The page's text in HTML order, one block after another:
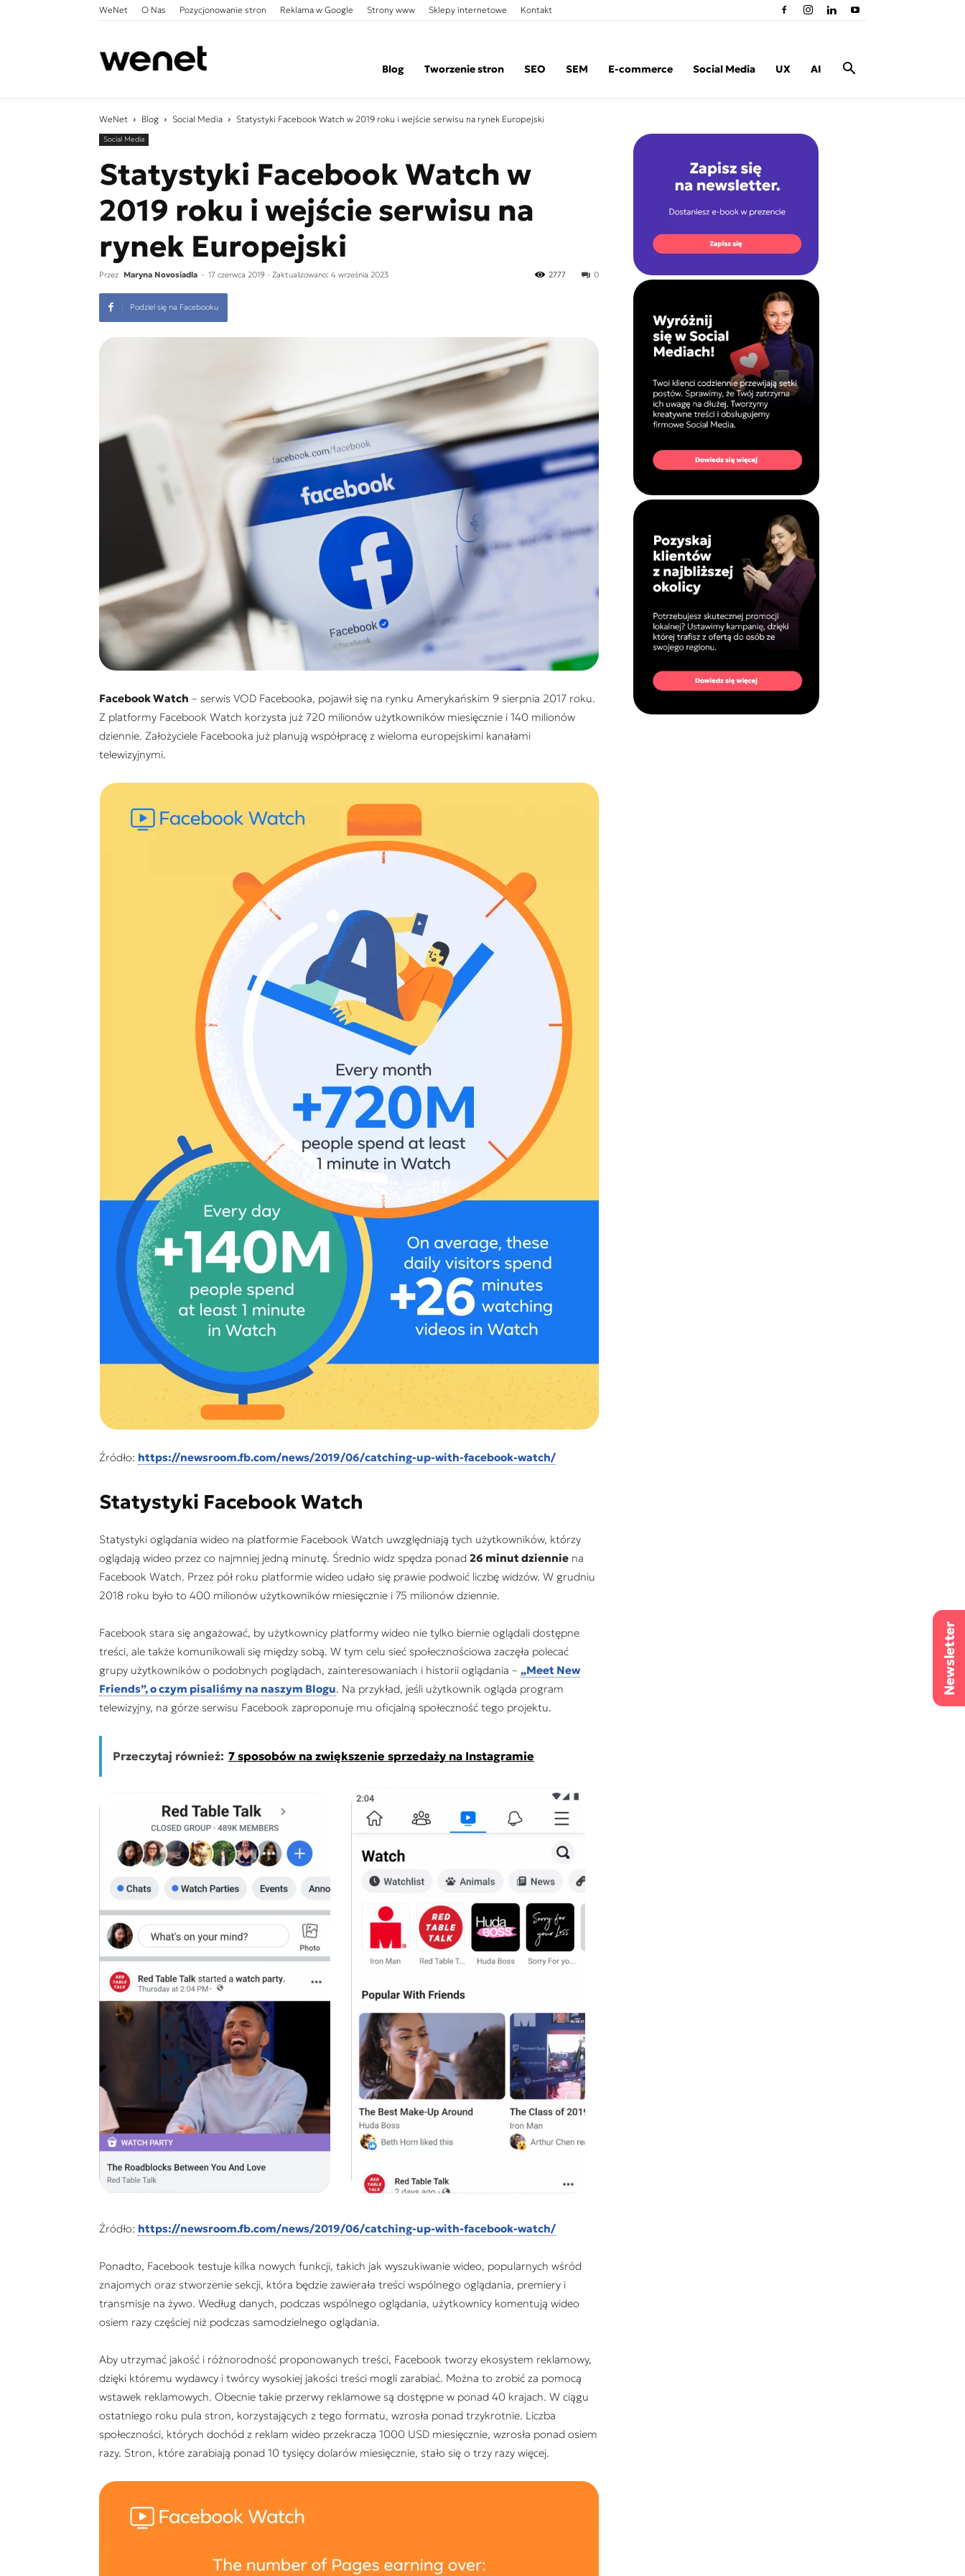
WeNet O Nas Pozycjonowanie stron Reklama w Google Strony www Sklepy internetowe Kontakt
Blog
Tworzenie stron SEO SEM E-commerce Social Media UX AI
WeNet Blog Social Media Statystyki Facebook Watch w 2019 roku i wejście serwisu na rynek Europejski
Social Media
Statystyki Facebook Watch w
2019 roku i wejście serwisu na
rynek Europejski
Przez Maryna Novosiadla - 17 czerwca 2019 - Zaktualizowano: 4 września 2023 0
2777
Podziel się na Facebooku
Facebook Watch – serwis VOD Facebooka, pojawił się na rynku Amerykańskim 9 sierpnia 2017 roku.
Z platformy Facebook Watch korzysta już 720 milionów użytkowników miesięcznie i 140 milionów
dziennie. Założyciele Facebooka już planują współpracę z wieloma europejskimi kanałami
telewizyjnymi.
Źródło: https://newsroom.fb.com/news/2019/06/catching-up-with-facebook-watch/
Statystyki Facebook Watch
Statystyki oglądania wideo na platformie Facebook Watch uwzględniają tych użytkowników, którzy
oglądają wideo przez co najmniej jedną minutę. Średnio widz spędza ponad 26 minut dziennie na
Facebook Watch. Przez pół roku platformie wideo udało się prawie podwoić liczbę widzów. W grudniu
2018 roku było to 400 milionów użytkowników miesięcznie i 75 milionów dziennie.
Facebook stara się angażować, by użytkownicy platformy wideo nie tylko biernie oglądali dostępne
treści, ale także komunikowali się między sobą. W tym celu sieć społecznościowa zaczęła polecać
grupy użytkowników o podobnych poglądach, zainteresowaniach i historii oglądania – „Meet New
Friends”, o czym pisaliśmy na naszym Blogu. Na przykład, jeśli użytkownik ogląda program
telewizyjny, na górze serwisu Facebook zaproponuje mu oficjalną społeczność tego projektu.
Przeczytaj również: 7 sposobów na zwiększenie sprzedaży na Instagramie
Źródło: https://newsroom.fb.com/news/2019/06/catching-up-with-facebook-watch/
Ponadto, Facebook testuje kilka nowych funkcji, takich jak wyszukiwanie wideo, popularnych wśród
znajomych oraz stworzenie sekcji, która będzie zawierała treści wspólnego oglądania, premiery i
transmisje na żywo. Według danych, podczas wspólnego oglądania, użytkownicy komentują wideo
osiem razy częściej niż podczas samodzielnego oglądania.
Aby utrzymać jakość i różnorodność proponowanych treści, Facebook tworzy ekosystem reklamowy,
dzięki któremu wydawcy i twórcy wysokiej jakości treści mogli zarabiać. Można to zrobić za pomocą
wstawek reklamowych. Obecnie takie przerwy reklamowe są dostępne w ponad 40 krajach. W ciągu
ostatniego roku pula stron, korzystających z tego formatu, wzrosła ponad trzykrotnie. Liczba
społeczności, których dochód z reklam wideo przekracza 1000 USD miesięcznie, wzrosła ponad osiem
razy. Stron, które zarabiają ponad 10 tysięcy dolarów miesięcznie, stało się o trzy razy więcej.